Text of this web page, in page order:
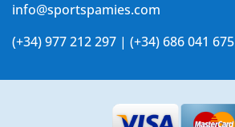
info@sportspamies.com
(+34) 977 212 297 | (+34) 686 041 675